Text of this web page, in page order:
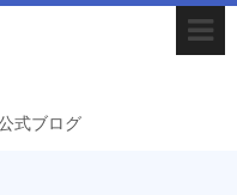
式ブログ